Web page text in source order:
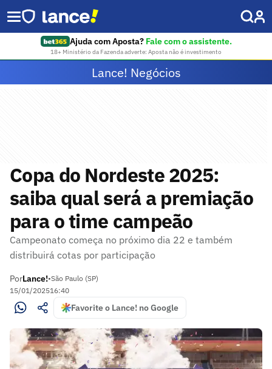
Ajuda com Aposta? Fale com o assistente.
18+ Ministério da Fazenda adverte: Aposta não é investimento
Lance! Negócios
Copa do Nordeste 2025:
saiba qual será a premiação
para o time campeão
Campeonato começa no próximo dia 22 e também
distribuirá cotas por participação
PorLance!•São Paulo (SP)
15/01/202516:40
Favorite o Lance! no Google